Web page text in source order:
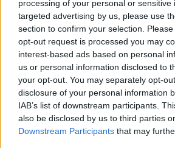
processing of your personal or sensitive
targeted advertising by us, please use
section to confirm your selection.
opt-out request is processed you may
interest-based ads based on personal
us or personal information disclosed to
your opt-out. You may separately opt-
disclosure of your personal information
IAB’s list of downstream participants.
also be disclosed by us to third parties
Downstream Participants that may
Aukció dátuma: 2022.10.02
Aukció helye: aukcio.net
Tételszám: 153
Eladó adatai
Eladó: